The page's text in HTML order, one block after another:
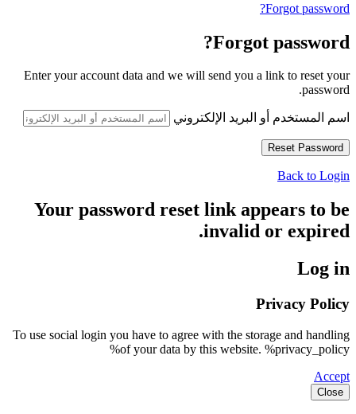
Forgot password?
Forgot password?
Enter your account data and we will send you a link to reset your
password.
اسم المستخدم أو البريد الإلكتروني
Back to Login
Your password reset link appears to be
invalid or expired.
Log in
Privacy Policy
To use social login you have to agree with the storage and handling
of your data by this website. %privacy_policy%
Accept
Close